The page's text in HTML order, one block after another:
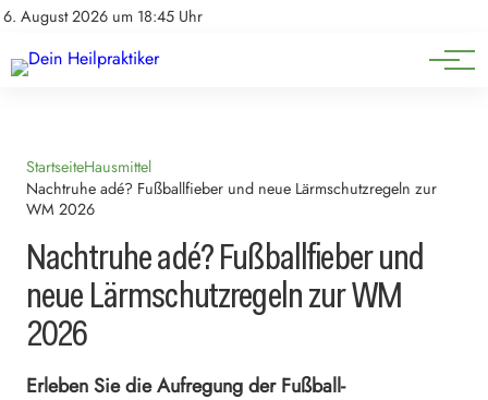
6. August 2026 um 18:45 Uhr
Impressum
Natürliche Medizin
Heilpflanzen & Kräuterkunde
StartseiteHausmittel
Nachtruhe adé? Fußballfieber und neue Lärmschutzregeln zur
WM 2026
Nachtruhe adé? Fußballfieber und
neue Lärmschutzregeln zur WM
2026
Erleben Sie die Aufregung der Fußball-